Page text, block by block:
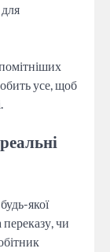
усе, щоб
якої
чи